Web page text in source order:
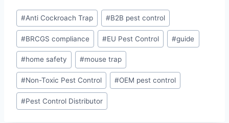
Étiquettes
de
la
publication :
#Anti Cockroach Trap #B2B pest control
#BRCGS compliance #EU Pest Control #guide
#home safety #mouse trap
#Non-Toxic Pest Control #OEM pest control
#Pest Control Distributor